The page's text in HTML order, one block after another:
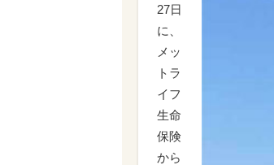
27日
に、
メッ
トラ
イフ
生命
保険
から